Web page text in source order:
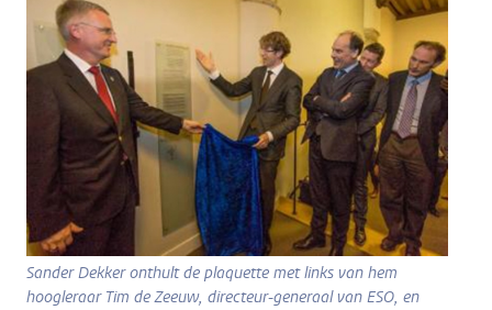
Sander Dekker onthult de plaquette met links van hem
hoogleraar Tim de Zeeuw, directeur-generaal van ESO, en